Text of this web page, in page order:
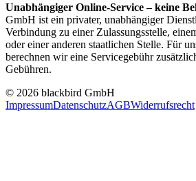
Unabhängiger Online-Service – keine
GmbH ist ein privater, unabhängiger
Verbindung zu einer Zulassungsstelle,
oder einer anderen staatlichen Stelle. Für
berechnen wir eine Servicegebühr
Gebühren.
© 2026 blackbird GmbH
ImpressumDatenschutzAGBWiderrufsrecht